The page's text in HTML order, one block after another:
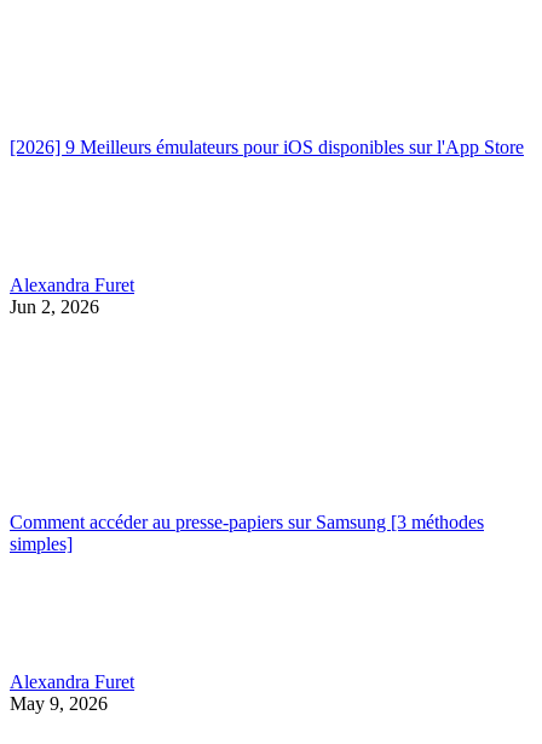
[2026] 9 Meilleurs émulateurs pour iOS disponibles sur l'App Store
Alexandra Furet
Jun 2, 2026
Comment accéder au presse-papiers sur Samsung [3 méthodes
simples]
Alexandra Furet
May 9, 2026